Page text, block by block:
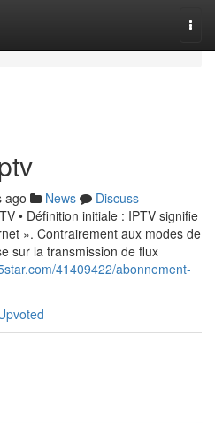
ago News
Discuss
• Définition initiale : IPTV signifie
». Contrairement aux modes de
sur la transmission de flux
41409422/abonnement-